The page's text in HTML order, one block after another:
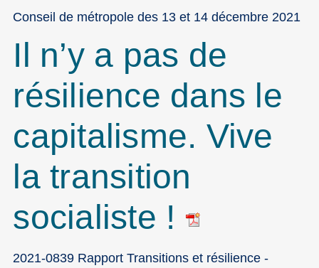
Conseil de métropole des 13 et 14 décembre 2021
Il n’y a pas de
résilience dans le
capitalisme. Vive
la transition
socialiste !
2021-0839 Rapport Transitions et résilience -